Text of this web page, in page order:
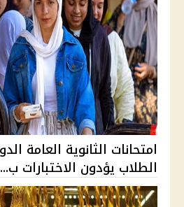
الطلاب يؤدون الاختبارات ب...